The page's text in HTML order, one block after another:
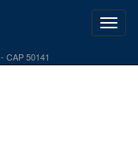
CAP 50141